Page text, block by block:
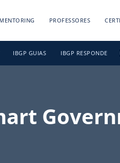
MENTORING PROFESSORES
IBGP GUIAS IBGP RESPONDE